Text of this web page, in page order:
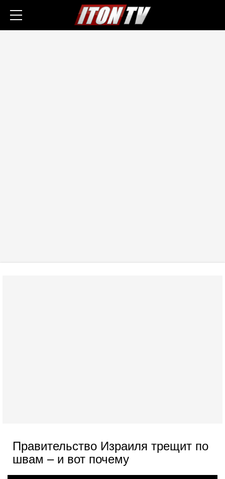
Правительство Израиля трещит по
швам – и вот почему